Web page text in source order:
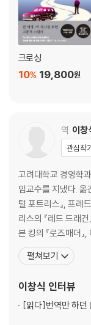
32 보험회사
33 육감과 흥분
34 행복한 케이크
36 잃어버린 세월
37 러시 라이프
41 언제나 사립 탐정
42 육감
43 블랙홀
44 로스트 라이트
45 마음속에 있는 것
크로싱
19,800원
10%
역 이창
관심작
고려대학교 경영학
임교수를 지냈다. 옮
털 포트리스』, 프레
리스의 『레드 드래건
븐 킹의 『로즈매더』
빈스 플린의 『권력
『황금나침반』, 니코
라』, 『직접 팔아라』, 『
펼쳐보기
이창식 인터뷰
[읽다]번역만 하던